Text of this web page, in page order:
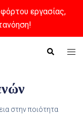
εργασίας,
στην ποιότητα